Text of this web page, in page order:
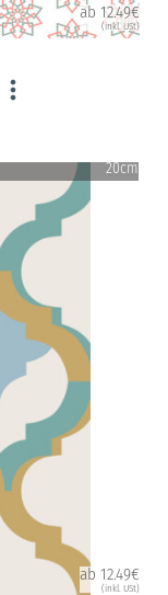
ab 12.49€
(inkl. USt)
20cm
ab 12.49€
(inkl. USt)